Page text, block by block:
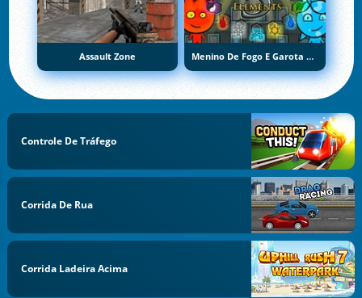
Assault Zone Menino De Fogo E Garota De Água 5: Elementos
Controle De Tráfego
Corrida De Rua
Corrida Ladeira Acima